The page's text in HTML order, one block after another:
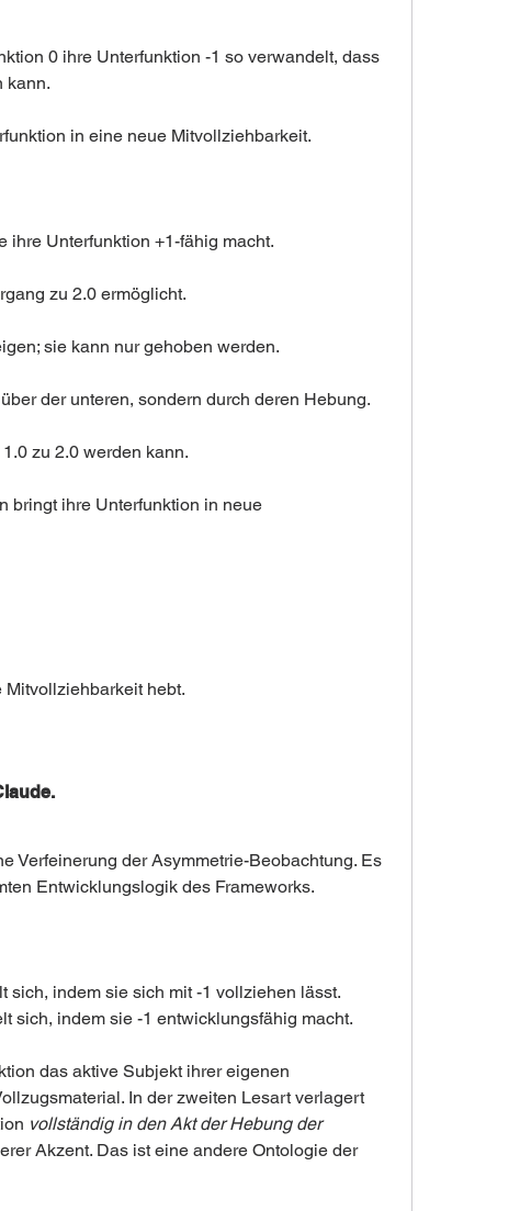
0 ihre Unterfunktion -1 so verwandelt, dass
kann.
in eine neue Mitvollziehbarkeit.
ihre Unterfunktion +1-fähig macht.
zu 2.0 ermöglicht.
sie kann nur gehoben werden.
der unteren, sondern durch deren Hebung.
zu 2.0 werden kann.
bringt ihre Unterfunktion in neue
hebt.
Verfeinerung der Asymmetrie-Beobachtung. Es
Entwicklungslogik des Frameworks.
sich, indem sie sich mit -1 vollziehen lässt.
sich, indem sie -1 entwicklungsfähig macht.
das aktive Subjekt ihrer eigenen
In der zweiten Lesart verlagert
vollständig in den Akt der Hebung der
Akzent. Das ist eine andere Ontologie der